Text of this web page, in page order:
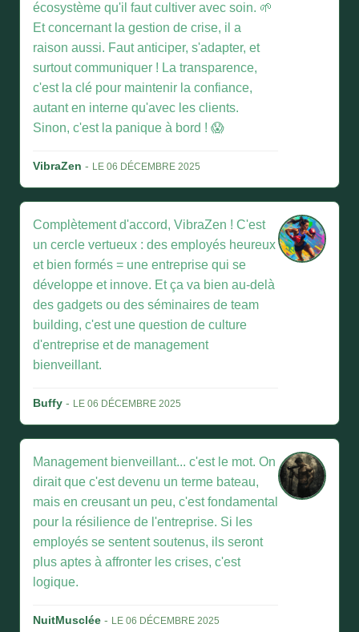
écosystème qu'il faut cultiver avec soin. 🌱
Et concernant la gestion de crise, il a
raison aussi. Faut anticiper, s'adapter, et
surtout communiquer ! La transparence,
c'est la clé pour maintenir la confiance,
autant en interne qu'avec les clients.
Sinon, c'est la panique à bord ! 😱
VibraZen - LE 06 DÉCEMBRE 2025
Complètement d'accord, VibraZen ! C'est
un cercle vertueux : des employés heureux
et bien formés = une entreprise qui se
développe et innove. Et ça va bien au-delà
des gadgets ou des séminaires de team
building, c'est une question de culture
d'entreprise et de management
bienveillant.
Buffy - LE 06 DÉCEMBRE 2025
Management bienveillant... c'est le mot. On
dirait que c'est devenu un terme bateau,
mais en creusant un peu, c'est fondamental
pour la résilience de l'entreprise. Si les
employés se sentent soutenus, ils seront
plus aptes à affronter les crises, c'est
logique.
NuitMusclée - LE 06 DÉCEMBRE 2025